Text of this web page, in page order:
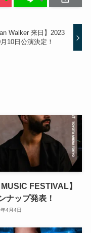
Walker 来日】2023
10日公演決定！
MUSIC FESTIVAL】
ナップ発表！
4月4日